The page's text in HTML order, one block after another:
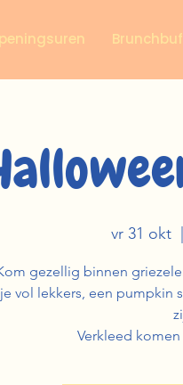
vr 31 okt
  |
gezellig binnen
vol lekkers, een pumpkin
Verkleed